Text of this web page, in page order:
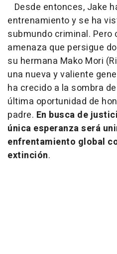
Desde entonces, Jake
entrenamiento y se ha
submundo criminal. Pero
amenaza que persigue
su hermana Mako Mori
una nueva y valiente
ha crecido a la sombra
última oportunidad de
padre. En busca de
única esperanza será
enfrentamiento global
extinción.